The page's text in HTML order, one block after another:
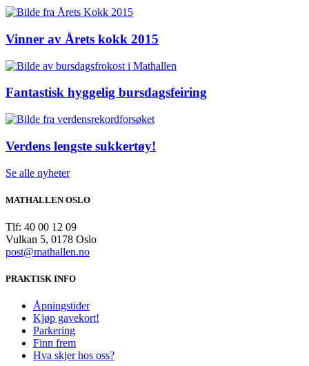
Vinner av Årets kokk 2015
Fantastisk hyggelig bursdagsfeiring
Verdens lengste sukkertøy!
Se alle nyheter
MATHALLEN OSLO
Tlf: 40 00 12 09
Vulkan 5, 0178 Oslo
post@mathallen.no
PRAKTISK INFO
Åpningstider
Kjøp gavekort!
Parkering
Finn frem
Hva skjer hos oss?